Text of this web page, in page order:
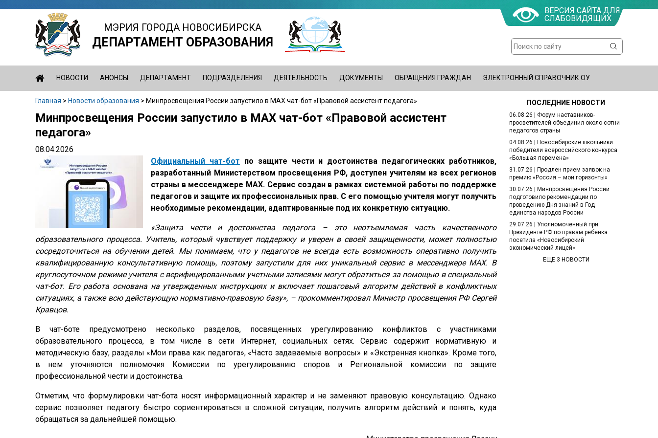
Jump
МЭРИЯ ГОРОДА НОВОСИБИРСКА
ДЕПАРТАМЕНТ ОБРАЗОВАНИЯ
Форма
поиска
Поиск
ВЕРСИЯ САЙТА ДЛЯ
СЛАБОВИДЯЩИХ
НОВОСТИ АНОНСЫ ДЕПАРТАМЕНТ ПОДРАЗДЕЛЕНИЯ ДЕЯТЕЛЬНОСТЬ ДОКУМЕНТЫ ОБРАЩЕНИЯ ГРАЖДАН ЭЛЕКТРОННЫЙ СПРАВОЧНИК ОУ
Вы
здесь
Главная > Новости образования > Минпросвещения России запустило в МАХ чат-бот «Правовой ассистент педагога»
Back
to
top
Минпросвещения России запустило в МАХ чат-бот «Правовой ассистент
педагога»
08.04.2026
Официальный чат-бот по защите чести и достоинства педагогических работников,
разработанный Министерством просвещения РФ, доступен учителям из всех регионов
страны в мессенджере МАХ. Сервис создан в рамках системной работы по поддержке
педагогов и защите их профессиональных прав. С его помощью учителя могут получить
необходимые рекомендации, адаптированные под их конкретную ситуацию.
«Защита чести и достоинства педагога – это неотъемлемая часть качественного
образовательного процесса. Учитель, который чувствует поддержку и уверен в своей защищенности, может полностью
сосредоточиться на обучении детей. Мы понимаем, что у педагогов не всегда есть возможность оперативно получить
квалифицированную консультативную помощь, поэтому запустили для них уникальный сервис в мессенджере МАХ. В
круглосуточном режиме учителя с верифицированными учетными записями могут обратиться за помощью в специальный
чат-бот. Его работа основана на утвержденных инструкциях и включает пошаговый алгоритм действий в конфликтных
ситуациях, а также всю действующую нормативно-правовую базу», – прокомментировал Министр просвещения РФ Сергей
Кравцов.
В чат-боте предусмотрено несколько разделов, посвященных урегулированию конфликтов с участниками
образовательного процесса, в том числе в сети Интернет, социальных сетях. Сервис содержит нормативную и
методическую базу, разделы «Мои права как педагога», «Часто задаваемые вопросы» и «Экстренная кнопка». Кроме того,
в нем уточняются полномочия Комиссии по урегулированию споров и Региональной комиссии по защите
профессиональной чести и достоинства.
Отметим, что формулировки чат-бота носят информационный характер и не заменяют правовую консультацию. Однако
сервис позволяет педагогу быстро сориентироваться в сложной ситуации, получить алгоритм действий и понять, куда
обращаться за дальнейшей помощью.
ПОСЛЕДНИЕ НОВОСТИ
06.08.26 | Форум наставников-
просветителей объединил около сотни
педагогов страны
04.08.26 | Новосибирские школьники –
победители всероссийского конкурса
«Большая перемена»
31.07.26 | Продлен прием заявок на
премию «Россия – мои горизонты»
30.07.26 | Минпросвещения России
подготовило рекомендации по
проведению Дня знаний в Год
единства народов России
29.07.26 | Уполномоченный при
Президенте РФ по правам ребенка
посетила «Новосибирский
экономический лицей»
ЕЩЕ 3 НОВОСТИ